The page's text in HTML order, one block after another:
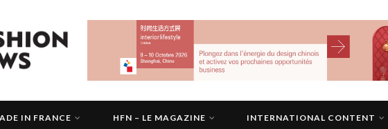
IN FRANCE HFN – LE MAGAZINE INTERNATIONAL CONTENT